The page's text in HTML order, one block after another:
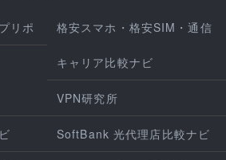
リポ 格安スマホ・格安SIM・通信
キャリア比較ナビ
VPN研究所
SoftBank 光代理店比較ナビ